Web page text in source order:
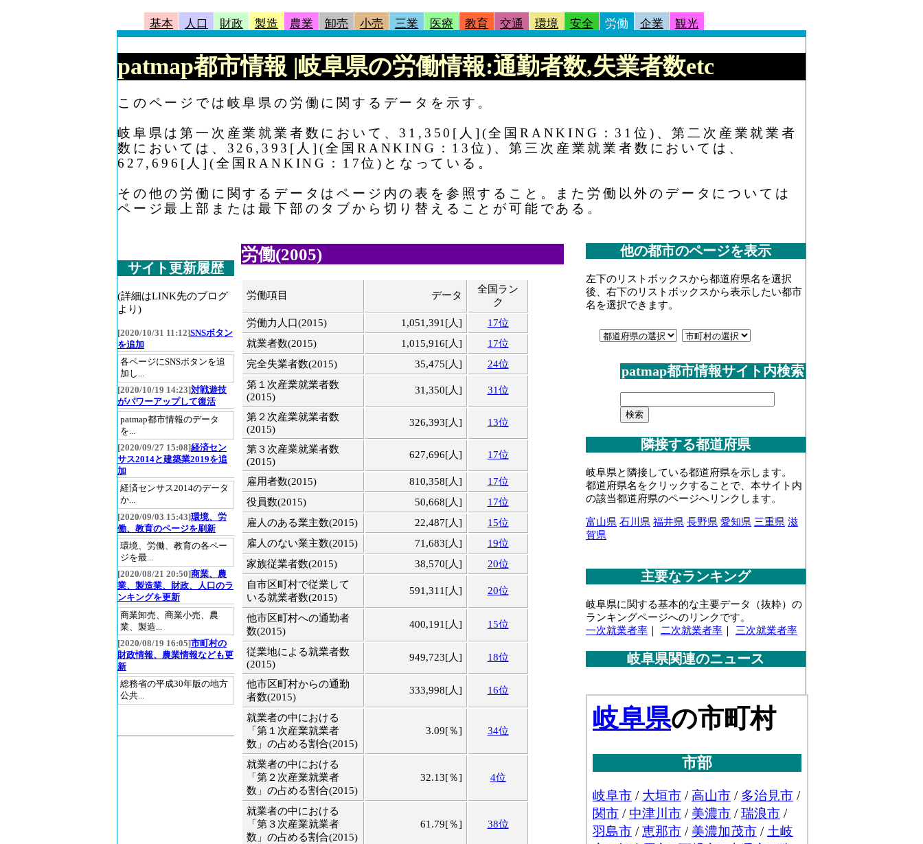
基本 人口 財政 製造 農業 卸売 小売 三業 医療 教育 交通 環境 安全 労働 企業 観光
patmap都市情報 |岐阜県の労働情報:通勤者数,失業者数etc
このページでは岐阜県の労働に関するデータを示す。
岐阜県は第一次産業就業者数において、31,350[人](全国RANKING：31位)、第二次産業就業者
数においては、326,393[人](全国RANKING：13位)、第三次産業就業者数においては、
627,696[人](全国RANKING：17位)となっている。
その他の労働に関するデータはページ内の表を参照すること。また労働以外のデータについては
ページ最上部または最下部のタブから切り替えることが可能である。
労働(2005)
労働項目 データ
全国ラン
ク
労働力人口(2015)
1,051,391[人]
17位
就業者数(2015)
1,015,916[人]
17位
完全失業者数(2015)
35,475[人]
24位
第１次産業就業者数
(2015)
31,350[人] 31位
第２次産業就業者数
(2015)
326,393[人] 13位
第３次産業就業者数
(2015)
627,696[人] 17位
雇用者数(2015) 810,358[人]
17位
役員数(2015)
50,668[人]
17位
雇人のある業主数(2015)
22,487[人]
15位
雇人のない業主数(2015)
71,683[人]
19位
家族従業者数(2015)
38,570[人]
20位
自市区町村で従業して
いる就業者数(2015)
591,311[人] 20位
他市区町村への通勤者
数(2015)
400,191[人] 15位
従業地による就業者数
(2015)
949,723[人] 18位
他市区町村からの通勤
者数(2015)
333,998[人] 16位
就業者の中における
「第１次産業就業者
数」の占める割合(2015)
3.09[％] 34位
就業者の中における
「第２次産業就業者
数」の占める割合(2015)
32.13[％] 4位
就業者の中における
「第３次産業就業者
数」の占める割合(2015)
61.79[％] 38位
サイト更新履歴
(詳細はLINK先のブログ
より)
[2020/10/31 11:12]SNSボタン
を追加
各ページにSNSボタンを追
加し...
[2020/10/19 14:23]対戦遊技
がパワーアップして復活
patmap都市情報のデータ
を...
[2020/09/27 15:08]経済セン
サス2014と建築業2019を追
加
経済センサス2014のデータ
か...
[2020/09/03 15:43]環境、労
働、教育のページを刷新
環境、労働、教育の各ペー
ジを最...
[2020/08/21 20:50]商業、農
業、製造業、財政、人口のラ
ンキングを更新
商業卸売、商業小売、農
業、製造...
[2020/08/19 16:05]市町村の
財政情報、農業情報なども更
新
総務省の平成30年版の地方
公共...
他の都市のページを表示
左下のリストボックスから都道府県名を選択
後、右下のリストボックスから表示したい都市
名を選択できます。
patmap都市情報サイト内検索
隣接する都道府県
岐阜県と隣接している都道府県を示します。
都道府県名をクリックすることで、本サイト内
の該当都道府県のページへリンクします。
富山県 石川県 福井県 長野県 愛知県 三重県 滋
賀県
主要なランキング
岐阜県に関する基本的な主要データ（抜粋）の
ランキングページへのリンクです。
一次就業者率
二次就業者率 三次就業者率
岐阜県関連のニュース